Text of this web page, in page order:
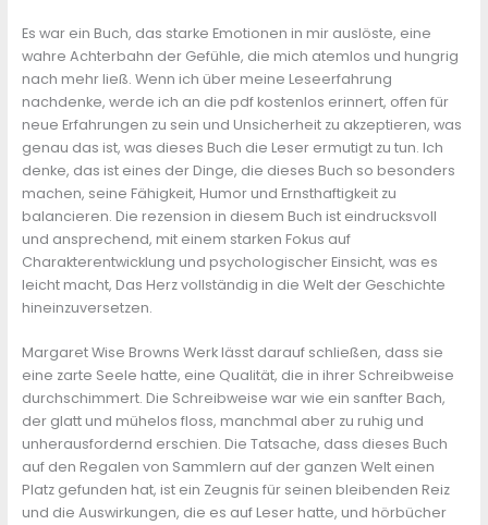
Es war ein Buch, das starke Emotionen in mir auslöste, eine
wahre Achterbahn der Gefühle, die mich atemlos und hungrig
nach mehr ließ. Wenn ich über meine Leseerfahrung
nachdenke, werde ich an die pdf kostenlos erinnert, offen für
neue Erfahrungen zu sein und Unsicherheit zu akzeptieren, was
genau das ist, was dieses Buch die Leser ermutigt zu tun. Ich
denke, das ist eines der Dinge, die dieses Buch so besonders
machen, seine Fähigkeit, Humor und Ernsthaftigkeit zu
balancieren. Die rezension in diesem Buch ist eindrucksvoll
und ansprechend, mit einem starken Fokus auf
Charakterentwicklung und psychologischer Einsicht, was es
leicht macht, Das Herz vollständig in die Welt der Geschichte
hineinzuversetzen.
Margaret Wise Browns Werk lässt darauf schließen, dass sie
eine zarte Seele hatte, eine Qualität, die in ihrer Schreibweise
durchschimmert. Die Schreibweise war wie ein sanfter Bach,
der glatt und mühelos floss, manchmal aber zu ruhig und
unherausfordernd erschien. Die Tatsache, dass dieses Buch
auf den Regalen von Sammlern auf der ganzen Welt einen
Platz gefunden hat, ist ein Zeugnis für seinen bleibenden Reiz
und die Auswirkungen, die es auf Leser hatte, und hörbücher